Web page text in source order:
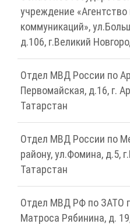
учреждение
коммуникаций»,
д.106, г.Великий
Отдел МВД России по
Первомайская, д.16, г.
Татарстан
Отдел МВД России по
району, ул.Фомина, д.5,
Татарстан
Отдел МВД РФ по ЗАТО
Матроса Рябинина, д.